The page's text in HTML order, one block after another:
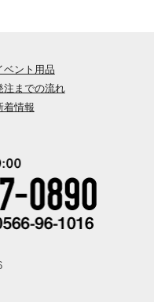
ベント用品
注までの流れ
着情報